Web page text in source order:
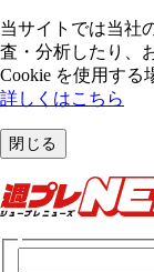
当サイトでは当社
査・分析したり、
Cookie を使⽤する
詳しくはこちら
閉じる